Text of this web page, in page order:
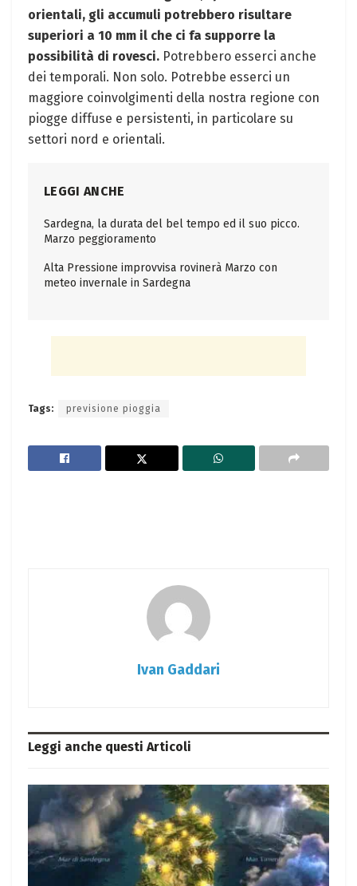
orientali, gli accumuli potrebbero risultare
superiori a 10 mm il che ci fa supporre la
possibilità di rovesci. Potrebbero esserci anche
dei temporali. Non solo. Potrebbe esserci un
maggiore coinvolgimenti della nostra regione con
piogge diffuse e persistenti, in particolare su
settori nord e orientali.
LEGGI ANCHE
Sardegna, la durata del bel tempo ed il suo picco.
Marzo peggioramento
Alta Pressione improvvisa rovinerà Marzo con
meteo invernale in Sardegna
Tags: previsione pioggia
Ivan Gaddari
Leggi anche questi Articoli